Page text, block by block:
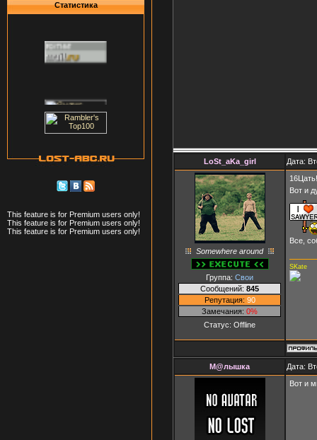
Статистика
This feature is for Premium users only!
This feature is for Premium users only!
This feature is for Premium users only!
LoSt_aKa_girl Дата:
Somewhere around
Группа: Свои
Сообщений: 845
Репутация: 90
Замечания: 0%
Статус: Offline
16Цать!
Вот и
Все,
SKate
М@лышка Дата:
Вот и